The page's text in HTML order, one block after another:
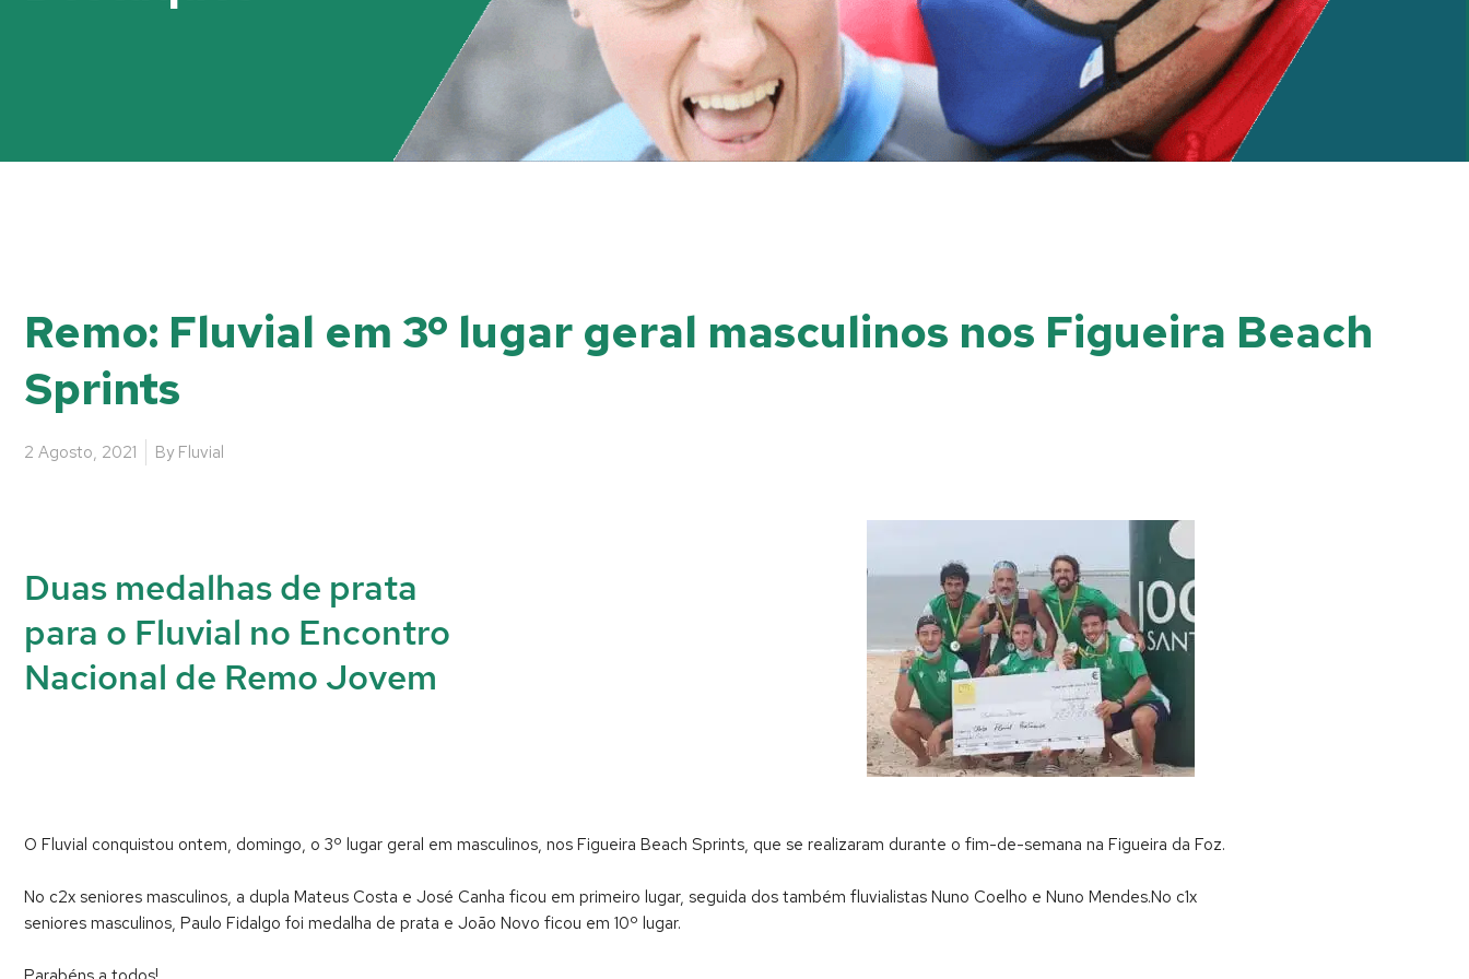
Remo: Fluvial em 3º lugar geral masculinos nos Figueira Beach
Sprints
2 Agosto, 2021 By Fluvial
Duas medalhas de prata
para o Fluvial no Encontro
Nacional de Remo Jovem
O Fluvial conquistou ontem, domingo, o 3º lugar geral em masculinos, nos Figueira Beach Sprints, que se realizaram durante o fim-de-semana na Figueira da Foz.
No c2x seniores masculinos, a dupla Mateus Costa e José Canha ficou em primeiro lugar, seguida dos também fluvialistas Nuno Coelho e Nuno Mendes.No c1x
seniores masculinos, Paulo Fidalgo foi medalha de prata e João Novo ficou em 10º lugar.